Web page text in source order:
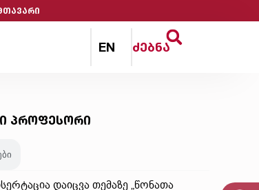
EN ძებნა
პროფესორი
დაიცვა თემაზე „წონათა